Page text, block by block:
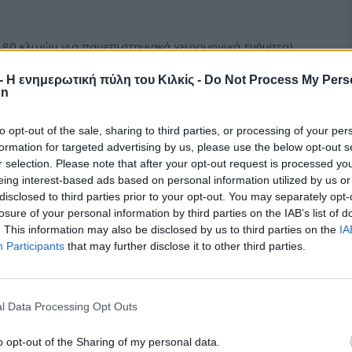
Η ενημερωτική πύλη του Κιλκίς - Do Not Process My
opt-out of the sale, sharing to third parties, or processing of your
for targeted advertising by us, please use the below opt-out
selection. Please note that after your opt-out request is processed
interest-based ads based on personal information utilized by us
to third parties prior to your opt-out. You may separately
of your personal information by third parties on the IAB’s list of
This information may also be disclosed by us to third parties on the
Participants that may further disclose it to other third parties.
Data Processing Opt Outs
opt-out of the Sharing of my personal data.
κλινών για πανεπιστημιακά χειρουργικά τμήματα)
περιλαμβάνει τα νοσοκομεία Έδεσσας, Γιαννιτσών,
στα νοσοκομεία, μεταφορά τμημάτων που σήμερα
είτε σε δύο, για πιο ολοκληρωμένη λειτουργία (ΩΡΛ,
Γουμένισσας, ανάπτυξη στεφανιαίας και ογκολογικής
κλινικών, ανάπτυξη νευρολογικής, αύξηση
μονάδων, ανάπτυξη καρδιολογικού τμήματος,
ογκολογική μονάδας, νευρολογικού τμήματος,